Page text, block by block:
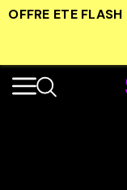
OFFRE ETE